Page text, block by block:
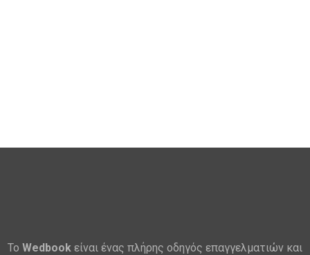
Το Wedbook είναι ένας πλήρης οδηγός επαγγελματιών και